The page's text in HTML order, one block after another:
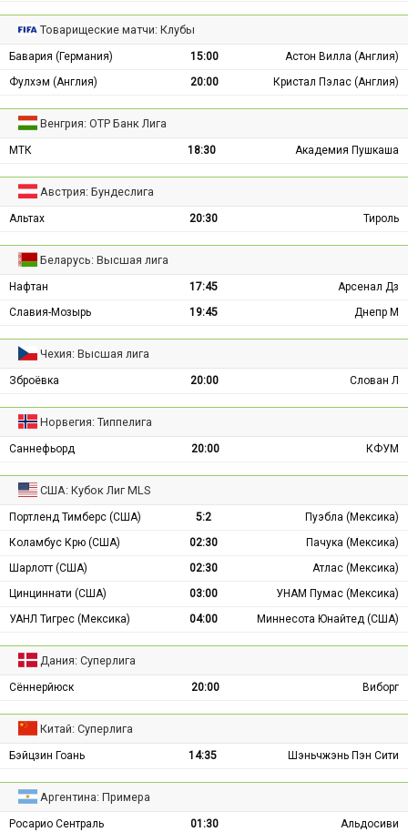
Товарищеские матчи: Клубы
Бавария (Германия) 15:00
Астон Вилла (Англия)
Фулхэм (Англия)
20:00 Кристал Пэлас (Англия)
Венгрия: ОТР Банк Лига
МТК 18:30 Академия Пушкаша
Австрия: Бундеслига
Альтах 20:30 Тироль
Беларусь: Высшая лига
Нафтан 17:45
Арсенал Дз
Славия-Мозырь
19:45 Днепр М
Чехия: Высшая лига
Зброёвка 20:00 Слован Л
Норвегия: Типпелига
Саннефьорд 20:00 КФУМ
США: Кубок Лиг MLS
Портленд Тимберс (США) 5:2
Пуэбла (Мексика)
Коламбус Крю (США)
02:30
Пачука (Мексика)
Шарлотт (США)
02:30
Атлас (Мексика)
Цинциннати (США)
03:00
УНАМ Пумас (Мексика)
УАНЛ Тигрес (Мексика)
04:00 Миннесота Юнайтед (США)
Дания: Суперлига
Сённерйюск 20:00 Виборг
Китай: Суперлига
Бэйцзин Гоань 14:35 Шэньчжэнь Пэн Сити
Аргентина: Примера
Росарио Сентраль 01:30
Альдосиви